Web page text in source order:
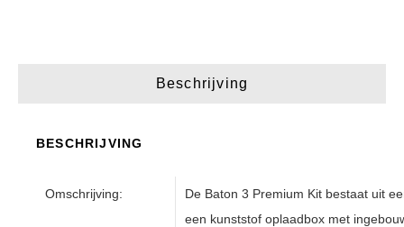
Beschrijving
BESCHRIJVING
Omschrijving:
De Baton 3 Premium Kit bestaat uit
een kunststof oplaadbox met